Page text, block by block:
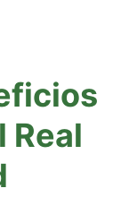
Real